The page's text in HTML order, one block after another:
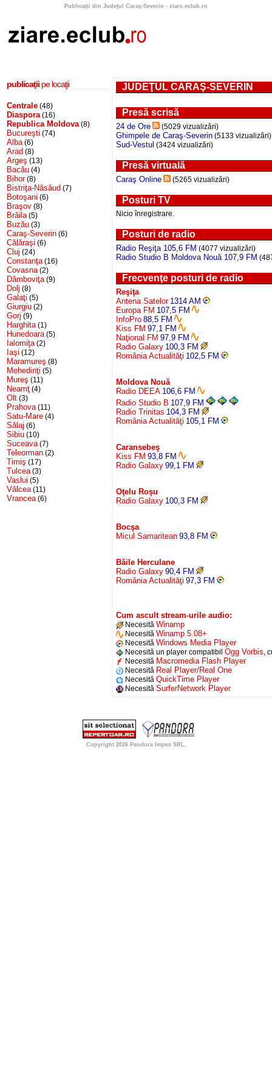
Publicaţii din Judeţul Caraş-Severin - ziare.eclub.ro
publicaţii pe locaţii
Centrale (48)
Diaspora (16)
Republica Moldova (8)
Bucureşti (74)
Alba (6)
Arad (8)
Argeş (13)
Bacău (4)
Bihor(8)
Bistriţa-Năsăud (7)
Botoşani (6)
Braşov (8)
Brăila (5)
Buzău (3)
Caraş-Severin (6)
Călăraşi (6)
Cluj (24)
Constanţa (16)
Covasna (2)
Dâmboviţa (9)
Dolj (8)
Galaţi (5)
Giurgiu (2)
Gorj (9)
Harghita (1)
Hunedoara (5)
Ialomiţa (2)
Iaşi (12)
Maramureş (8)
Mehedinţi (5)
Mureş (11)
Neamţ (4)
Olt (3)
Prahova (11)
Satu-Mare (4)
Sălaj (6)
Sibiu (10)
Suceava (7)
Teleorman (2)
Timiş (17)
Tulcea (3)
Vaslui (5)
Vâlcea (11)
Vrancea (6)
JUDEŢUL CARAŞ-SEVERIN
Presă scrisă
24 de Ore (5029 vizualizări)
Ghimpele de Caraş-Severin (5133 vizualizări)
Sud-Vestul (3424 vizualizări)
Presă virtuală
Caraş Online (5265 vizualizări)
Posturi TV
Nicio înregistrare.
Posturi de radio
Radio Reşiţa 105,6 FM (4077 vizualizări)
Radio Studio B Moldova Nouă 107,9 FM
Frecvenţe posturi de radio
Reşiţa
Antena Satelor 1314 AM
Europa FM 107,5 FM
InfoPro 88,5 FM
Kiss FM 97,1 FM
Naţional FM 97,9 FM
Radio Galaxy 100,3 FM
România Actualităţi 102,5 FM
Moldova Nouă
Radio DEEA 106,6 FM
Radio Studio B 107,9 FM
Radio Trinitas 104,3 FM
România Actualităţi 105,1 FM
Caransebeş
Kiss FM 93,8 FM
Radio Galaxy 99,1 FM
Oţelu Roşu
Radio Galaxy 100,3 FM
Bocşa
Micul Samaritean 93,8 FM
Băile Herculane
Radio Galaxy 90,4 FM
România Actualităţi 97,3 FM
Cum ascult stream-urile audio:
Necesită Winamp
Necesită Winamp 5.08+
Necesită Windows Media Player
Necesită un player compatibil Ogg Vorbis,
Necesită Macromedia Flash Player
Necesită Real Player/Real One
Necesită QuickTime Player
Necesită SurferNetwork Player
Copyright 2026 Pandora Impex SRL.